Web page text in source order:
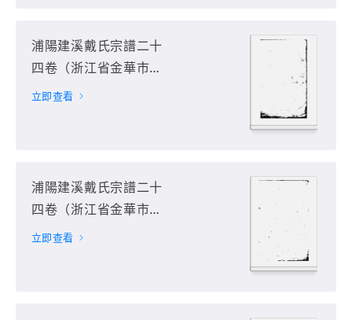
浦陽建溪戴氏宗譜二十
四卷（浙江省金華市浦
江縣）第14册
立即查看
浦陽建溪戴氏宗譜二十
四卷（浙江省金華市浦
江縣）第15册
立即查看